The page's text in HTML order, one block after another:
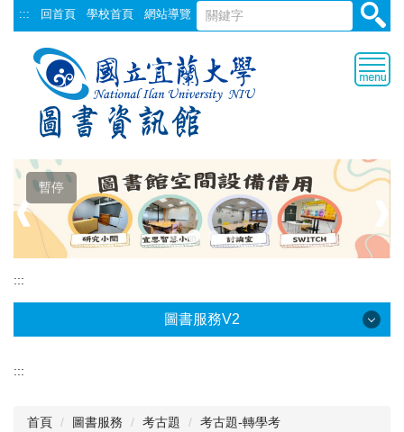
跳
到
::: 回首頁 學校首頁 網站導覽
暫停
❰
:::
圖書服務V2
:::
首頁 圖書服務 考古題
考古題-轉學考